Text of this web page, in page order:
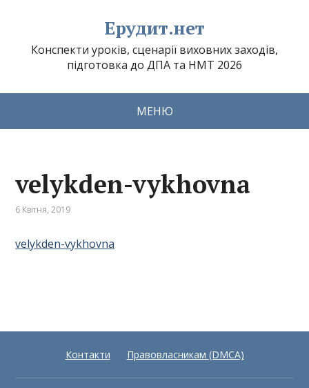
Ерудит.нет
Конспекти уроків, сценарії виховних заходів,
підготовка до ДПА та НМТ 2026
МЕНЮ
velykden-vykhovna
6 Квітня, 2019
velykden-vykhovna
Контакти Правовласникам (DMCA)